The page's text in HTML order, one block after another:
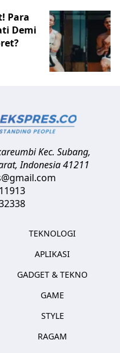
Para
Demi
Kec. Subang,
,Indonesia41211
TEKNOLOGI
APLIKASI
GADGET & TEKNO
GAME
STYLE
RAGAM